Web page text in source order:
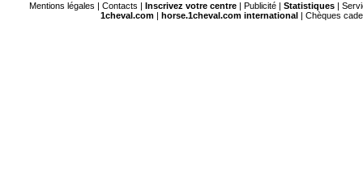
Mentions légales | Contacts | Inscrivez votre centre | Publicité | Statistiques |
1cheval.com | horse.1cheval.com international | Chèques